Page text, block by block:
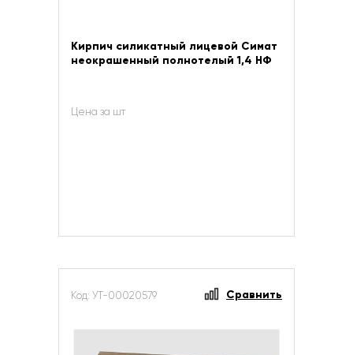
Кирпич силикатный лицевой Симат
неокрашенный полнотелый 1,4 НФ
Цена за шт
Код: УТ-00020579 Сравнить